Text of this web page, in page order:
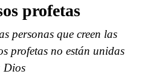
profetas
personas que creen las
profetas no están unidas
Dios